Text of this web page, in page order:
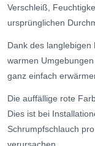
Verschleiß,
ursprünglichen
Dank des
warmen
ganz einfach
Die auffällige rote
Dies ist bei
Schrumpfschlauch